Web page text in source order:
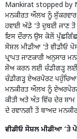
Mankirat stopped by
ਮਨਕੀਰਤ ਔਲਖ ਨੂੰ
ਹਵਾਈ ਅੱਡੇ ‘ਤੇ ਦੁਬਈ ਜਾਣ
ਇਸ ਦੌਰਾਨ ਉਸ ਕੋਲੋਂ
ਸੋਸ਼ਲ ਮੀਡੀਆ ‘ਤੇ ਵੀਡੀਓ
ਪ੍ਰਾਪਤ ਜਾਣਕਾਰੀ ਅਨੁਸਾਰ
ਸ਼ੋਅ ਕਰਨ ਲਈ ਚੰਡੀਗੜ੍ਹ ਲਈ
ਚੰਡੀਗੜ੍ਹ ਏਅਰਪੋਰਟ
ਮਨਕੀਰਤ ਔਲਖ ਨੂੰ
ਕੀਤੀ ਅਤੇ ਅੰਤ ਵਿੱਚ ਦੇਰ
ਦੇ ਰਵਾਨਗੀ ਤੋਂ ਬਾਅਦ
ਵੀਡੀਓ ਸੋਸ਼ਲ ਮੀਡੀਆ ‘ਤੇ